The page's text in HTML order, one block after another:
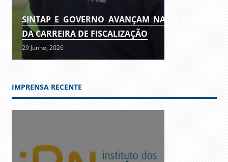
SINTAP E GOVERNO AVANÇAM NA REVISÃO
DA CARREIRA DE FISCALIZAÇÃO
29 Junho, 2026
IMPRENSA RECENTE